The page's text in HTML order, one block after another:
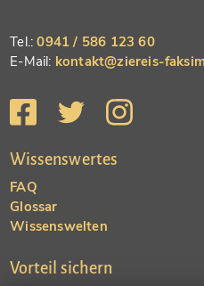
Tel.:0941 / 586 123 60
E-Mail: kontakt@ziereis-
Wissenswertes
FAQ
Glossar
Wissenswelten
Vorteil sichern